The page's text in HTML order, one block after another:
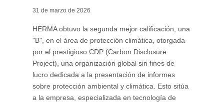
31 de marzo de 2026
HERMA obtuvo la segunda mejor calificación, una
"B", en el área de protección climática, otorgada
por el prestigioso CDP (Carbon Disclosure
Project), una organización global sin fines de
lucro dedicada a la presentación de informes
sobre protección ambiental y climática. Esto sitúa
a la empresa, especializada en tecnología de